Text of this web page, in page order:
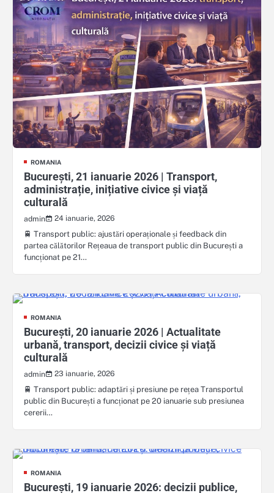
ROMANIA
București, 21 ianuarie 2026 | Transport,
administrație, inițiative civice și viață
culturală
admin
24 ianuarie, 2026
🚆 Transport public: ajustări operaționale și feedback din
partea călătorilor Rețeaua de transport public din București a
funcționat pe 21…
ROMANIA
București, 20 ianuarie 2026 | Actualitate
urbană, transport, decizii civice și viață
culturală
admin
23 ianuarie, 2026
🚆 Transport public: adaptări și presiune pe rețea Transportul
public din București a funcționat pe 20 ianuarie sub presiunea
cererii…
ROMANIA
București, 19 ianuarie 2026: decizii publice,